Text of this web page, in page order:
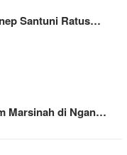
Santuni Ratus…
Marsinah di Ngan…